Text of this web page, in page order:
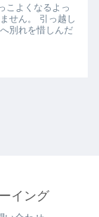
こよくなるよっ
せん。 引っ越し
別れを惜しんだ
イング